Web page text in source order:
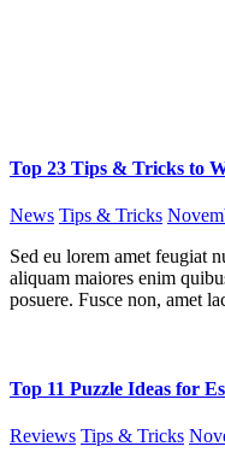
Top 23 Tips & Tricks to
News Tips & Tricks
Sed eu lorem amet feugiat
aliquam maiores enim
posuere. Fusce non, amet
Top 11 Puzzle Ideas for
Reviews Tips & Tricks